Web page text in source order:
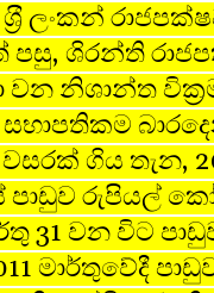
ලංකන්
පසු, ශිරන්ති
වන නිශාන්ත
ගිය තැන,
පාඩුව රුපියල්
31 වන විට
මාර්තුවේදී